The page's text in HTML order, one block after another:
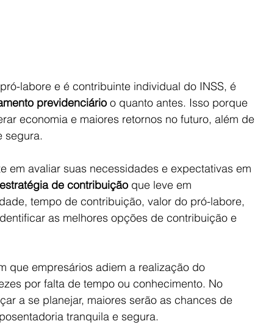
labore e é contribuinte individual do INSS, é
previdenciário o quanto antes. Isso porque
economia e maiores retornos no futuro, além de
segura.
em avaliar suas necessidades e expectativas em
estratégia de contribuição que leve em
tempo de contribuição, valor do pró-labore,
as melhores opções de contribuição e
que empresários adiem a realização do
por falta de tempo ou conhecimento. No
a se planejar, maiores serão as chances de
tranquila e segura.